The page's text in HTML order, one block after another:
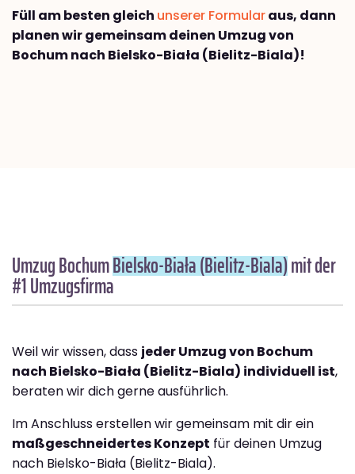
Füll am besten gleich unserer Formularaus, dann
planen wir gemeinsam deinen Umzug von
Bochum nach Bielsko-Biała (Bielitz-Biala)!
Umzug BochumBielsko-Biała (Bielitz-Biala)mit der
#1 Umzugsfirma
Weil wir wissen, dass jeder Umzug von Bochum
nach Bielsko-Biała (Bielitz-Biala) individuell ist,
beraten wir dich gerne ausführlich.
Im Anschluss erstellen wir gemeinsam mit dir ein
maßgeschneidertes Konzept für deinen Umzug
nach Bielsko-Biała (Bielitz-Biala).